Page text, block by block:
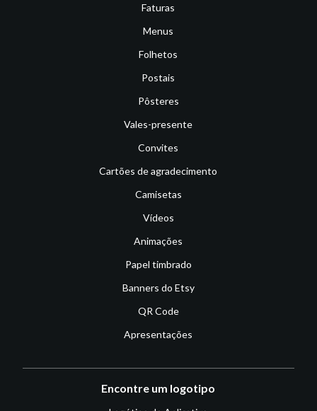
Faturas
Menus
Folhetos
Postais
Pôsteres
Vales-presente
Convites
Cartões de agradecimento
Camisetas
Vídeos
Animações
Papel timbrado
Banners do Etsy
QR Code
Apresentações
Encontre um logotipo